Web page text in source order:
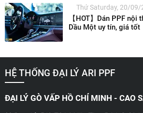
Thứ Saturday, 20/09/
【HOT】Dán PPF
Dầu Một uy tín, giá tốt
HỆ THỐNG ĐẠI LÝ ARI PPF
ĐẠI LÝ GÒ VẤP HỒ CHÍ MINH - CAO